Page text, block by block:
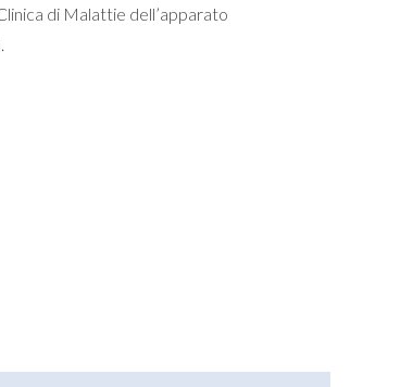
di Malattie dell’apparato